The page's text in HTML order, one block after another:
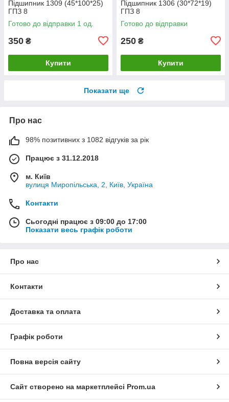
Підшипник 1309 (45*100*25)
ГПЗ 8
Готово до відправки 1 од.
350 ₴
Купити
Підшипник 1306 (30*72*19)
ГПЗ 8
Готово до відправки
250 ₴
Купити
Показати ще
Про нас
98% позитивних з 1082 відгуків за рік
Працює з 31.12.2018
м. Київ
вулиця Миропільська, 2, Київ, Україна
Контакти
Сьогодні працює з 09:00 до 17:00
Показати весь графік роботи
Про нас
Контакти
Доставка та оплата
Графік роботи
Повна версія сайту
Сайт створено на маркетплейсі Prom.ua